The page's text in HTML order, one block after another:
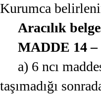
Kurumca
Aracılık
MADDE 14 –
a) 6 ncı
taşımadığı